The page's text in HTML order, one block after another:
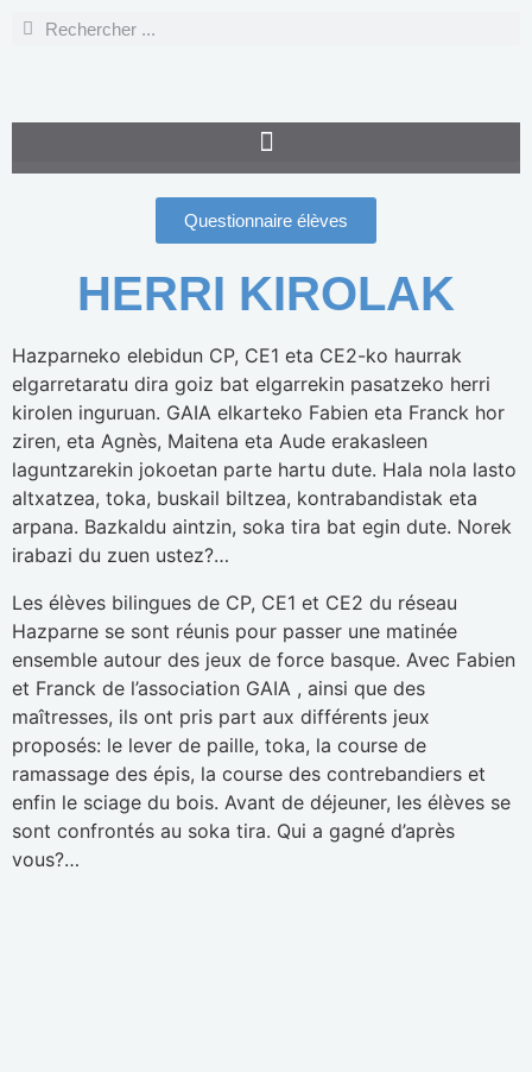
Questionnaire élèves
HERRI KIROLAK
Hazparneko elebidun CP, CE1 eta CE2-ko haurrak
elgarretaratu dira goiz bat elgarrekin pasatzeko herri
kirolen inguruan. GAIA elkarteko Fabien eta Franck hor
ziren, eta Agnès, Maitena eta Aude erakasleen
laguntzarekin jokoetan parte hartu dute. Hala nola lasto
altxatzea, toka, buskail biltzea, kontrabandistak eta
arpana. Bazkaldu aintzin, soka tira bat egin dute. Norek
irabazi du zuen ustez?…
Les élèves bilingues de CP, CE1 et CE2 du réseau
Hazparne se sont réunis pour passer une matinée
ensemble autour des jeux de force basque. Avec Fabien
et Franck de l’association GAIA , ainsi que des
maîtresses, ils ont pris part aux différents jeux
proposés: le lever de paille, toka, la course de
ramassage des épis, la course des contrebandiers et
enfin le sciage du bois. Avant de déjeuner, les élèves se
sont confrontés au soka tira. Qui a gagné d’après
vous?…